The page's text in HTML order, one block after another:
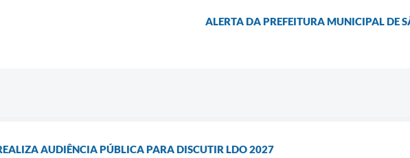
ALERTA DA PREFEITURA MUNICIPAL DE
AUDIÊNCIA PÚBLICA PARA DISCUTIR LDO 2027